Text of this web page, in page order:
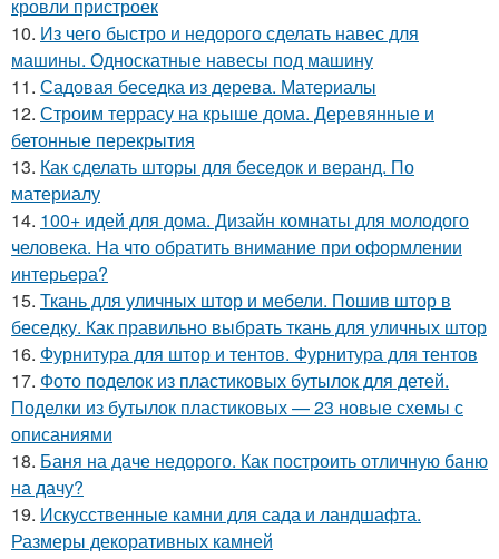
кровли пристроек
10. Из чего быстро и недорого сделать навес для
машины. Односкатные навесы под машину
11. Садовая беседка из дерева. Материалы
12. Строим террасу на крыше дома. Деревянные и
бетонные перекрытия
13. Как сделать шторы для беседок и веранд. По
материалу
14. 100+ идей для дома. Дизайн комнаты для молодого
человека. На что обратить внимание при оформлении
интерьера?
15. Ткань для уличных штор и мебели. Пошив штор в
беседку. Как правильно выбрать ткань для уличных штор
16. Фурнитура для штор и тентов. Фурнитура для тентов
17. Фото поделок из пластиковых бутылок для детей.
Поделки из бутылок пластиковых — 23 новые схемы с
описаниями
18. Баня на даче недорого. Как построить отличную баню
на дачу?
19. Искусственные камни для сада и ландшафта.
Размеры декоративных камней